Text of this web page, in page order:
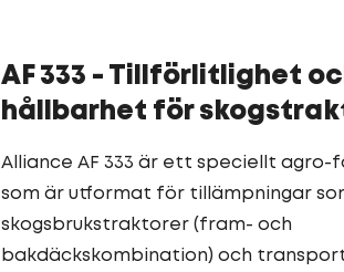
AF 333 - Tillförlitlighet
hållbarhet för
Alliance AF 333 är ett speciellt
som är utformat för tillämpningar
skogsbrukstraktorer (fram- och
bakdäckskombination) och